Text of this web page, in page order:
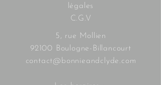
légales
C.G.V
5, rue Mollien
92100 Boulogne-Billancourt
contact@bonnieandclyde.com